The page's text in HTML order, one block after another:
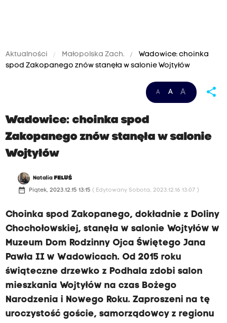
Aktualności Małopolska Zach.
Wadowice: choinka
spod Zakopanego znów stanęła w salonie Wojtyłów
A A A share
Wadowice: choinka spod
Zakopanego znów stanęła w salonie
Wojtyłów
Natalia FELUŚ
date_range Piątek, 2023.12.15 13:15 ( Edytowany Sobota, 2023.12.16 13:07 )
Choinka spod Zakopanego, dokładnie z Doliny
Chochołowskiej, stanęła w salonie Wojtyłów w
Muzeum Dom Rodzinny Ojca Świętego Jana
Pawła II w Wadowicach. Od 2015 roku
świąteczne drzewko z Podhala zdobi salon
mieszkania Wojtyłów na czas Bożego
Narodzenia i Nowego Roku. Zaproszeni na tę
uroczystość goście, samorządowcy z regionu